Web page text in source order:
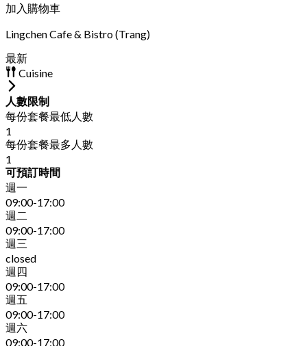
加入購物車
Lingchen Cafe & Bistro (Trang)
最新
Cuisine
人數限制
每份套餐最低人數
1
每份套餐最多人數
1
可預訂時間
週一
09:00-17:00
週二
09:00-17:00
週三
closed
週四
09:00-17:00
週五
09:00-17:00
週六
09:00-17:00